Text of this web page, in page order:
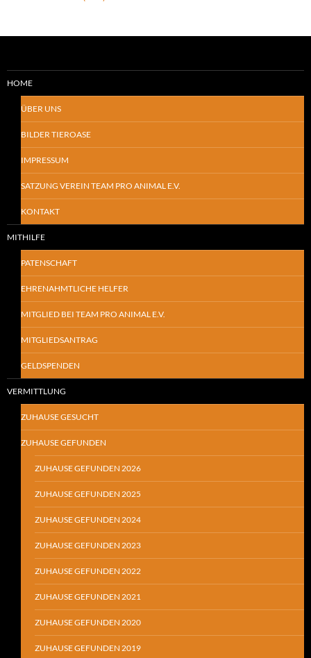
HOME
ÜBER UNS
BILDER TIEROASE
IMPRESSUM
SATZUNG VEREIN TEAM PRO ANIMAL E.V.
KONTAKT
MITHILFE
PATENSCHAFT
EHRENAHMTLICHE HELFER
MITGLIED BEI TEAM PRO ANIMAL E.V.
MITGLIEDSANTRAG
GELDSPENDEN
VERMITTLUNG
ZUHAUSE GESUCHT
ZUHAUSE GEFUNDEN
ZUHAUSE GEFUNDEN 2026
ZUHAUSE GEFUNDEN 2025
ZUHAUSE GEFUNDEN 2024
ZUHAUSE GEFUNDEN 2023
ZUHAUSE GEFUNDEN 2022
ZUHAUSE GEFUNDEN 2021
ZUHAUSE GEFUNDEN 2020
ZUHAUSE GEFUNDEN 2019